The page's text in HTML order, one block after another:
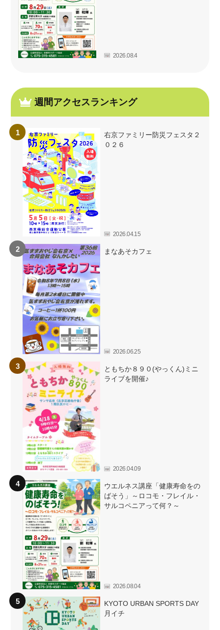
2026.08.4
週間アクセスランキング
右京ファミリー防災フェスタ２
０２６
2026.04.15
まなあそカフェ
2026.06.25
ともちか８９０(やっくん)ミニ
ライブを開催♪
2026.04.09
ウエルネス講座「健康寿命をの
ばそう」～ロコモ・フレイル・
サルコペニアって何？～
2026.08.04
KYOTO URBAN SPORTS DAY
月イチ